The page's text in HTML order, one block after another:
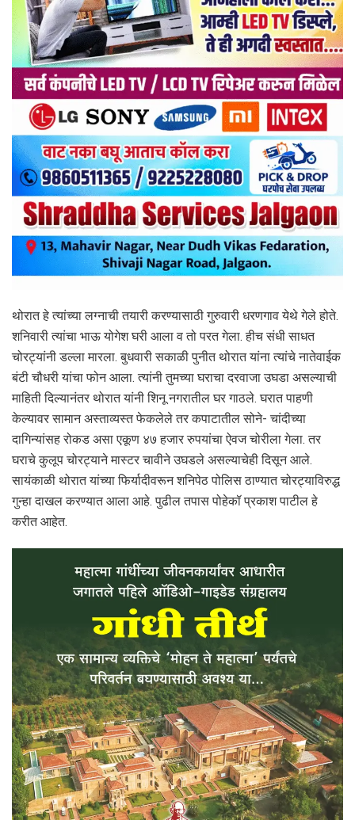
थोरात हे त्यांच्या लग्नाची तयारी करण्यासाठी गुरुवारी धरणगाव येथे गेले होते.
शनिवारी त्यांचा भाऊ योगेश घरी आला व तो परत गेला. हीच संधी साधत
चोरट्यांनी डल्ला मारला. बुधवारी सकाळी पुनीत थोरात यांना त्यांचे नातेवाईक
बंटी चौधरी यांचा फोन आला. त्यांनी तुमच्या घराचा दरवाजा उघडा असल्याची
माहिती दिल्यानंतर थोरात यांनी शिनू नगरातील घर गाठले. घरात पाहणी
केल्यावर सामान अस्ताव्यस्त फेकलेले तर कपाटातील सोने- चांदीच्या
दागिन्यांसह रोकड असा एकूण ४७ हजार रुपयांचा ऐवज चोरीला गेला. तर
घराचे कुलूप चोरट्याने मास्टर चावीने उघडले असल्याचेही दिसून आले.
सायंकाळी थोरात यांच्या फिर्यादीवरून शनिपेठ पोलिस ठाण्यात चोरट्याविरुद्ध
गुन्हा दाखल करण्यात आला आहे. पुढील तपास पोहेकॉ प्रकाश पाटील हे
करीत आहेत.